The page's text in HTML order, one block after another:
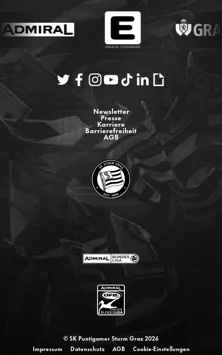
Newsletter
Presse
Karriere
Barrierefreiheit
AGB
© SK Puntigamer Sturm Graz 2026
Impressum
Datenschutz AGB Cookie-Einstellungen